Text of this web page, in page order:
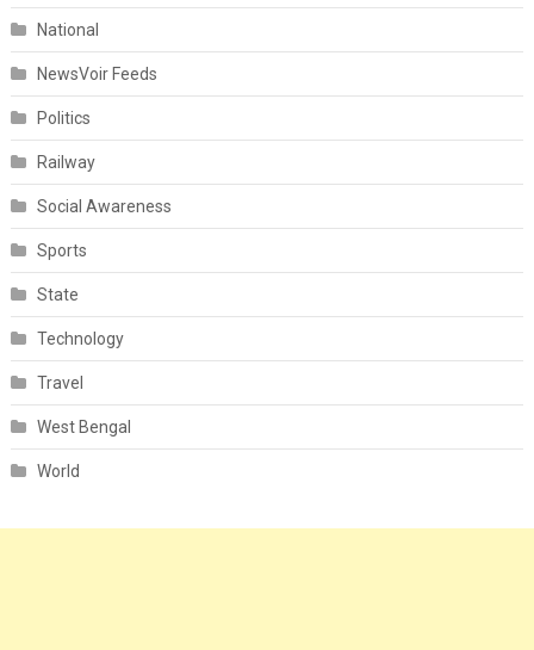
National
NewsVoir Feeds
Politics
Railway
Social Awareness
Sports
State
Technology
Travel
West Bengal
World